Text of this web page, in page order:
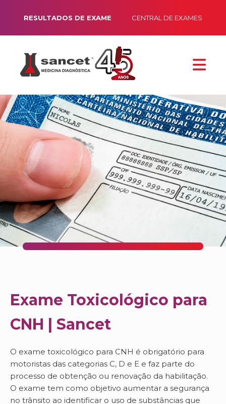
RESULTADOS DE EXAME CENTRAL DE EXAMES
Exame Toxicológico para
CNH | Sancet
O exame toxicológico para CNH é obrigatório para
motoristas das categorias C, D e E e faz parte do
processo de obtenção ou renovação da habilitação.
O exame tem como objetivo aumentar a segurança
no trânsito ao identificar o uso de substâncias que